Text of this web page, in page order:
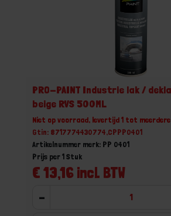
PRO-PAINT Industrie lak /
beige RVS 500ML
Niet op voorraad, levertijd 1 tot
Gtin: 8717774430774,CPPP0401
Artikelnummer merk: PP 0401
€ 13,16 incl. BTW
Prijs per 1 Stuk
-